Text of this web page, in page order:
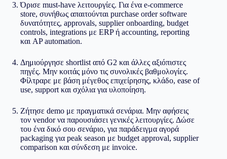
Όρισε must-have λειτουργίες. Για ένα e-commerce
store, συνήθως απαιτούνται purchase order software
δυνατότητες, approvals, supplier onboarding, budget
controls, integrations με ERP ή accounting, reporting
και AP automation.
Δημιούργησε shortlist από G2 και άλλες αξιόπιστες
πηγές. Μην κοιτάς μόνο τις συνολικές βαθμολογίες.
Φίλτραρε με βάση μέγεθος επιχείρησης, κλάδο, ease of
use, support και σχόλια για υλοποίηση.
Ζήτησε demo με πραγματικά σενάρια. Μην αφήσεις
τον vendor να παρουσιάσει γενικές λειτουργίες. Δώσε
του ένα δικό σου σενάριο, για παράδειγμα αγορά
packaging για peak season με budget approval, supplier
comparison και σύνδεση με invoice.